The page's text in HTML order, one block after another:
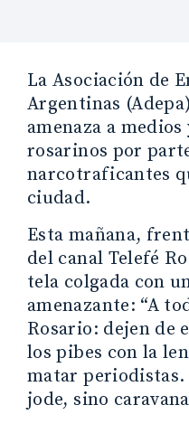
La Asociación de
Argentinas
amenaza a
rosarinos por
narcotraficantes
ciudad.
Esta mañana,
del canal Telefé
tela colgada con
amenazante: “A
Rosario: dejen de
los pibes con la
matar periodistas.
jode, sino